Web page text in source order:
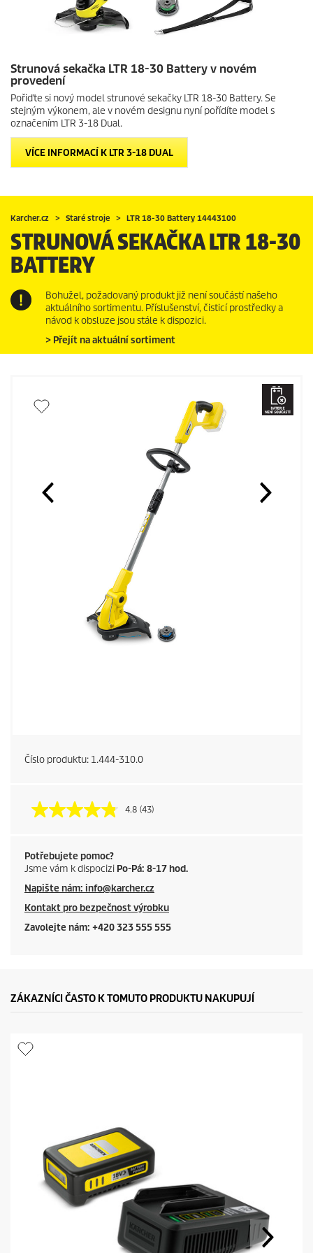
Strunová sekačka LTR 18-30 Battery v novém
provedení
Pořiďte si nový model strunové sekačky LTR 18-30 Battery. Se
stejným výkonem, ale v novém designu nyní pořídíte model s
označením LTR 3-18 Dual.
VÍCE INFORMACÍ K LTR 3-18 DUAL
Karcher.cz Staré stroje LTR 18-30 Battery 14443100
STRUNOVÁ SEKAČKA LTR 18-30
BATTERY
Bohužel, požadovaný produkt již není součástí našeho
aktuálního sortimentu. Příslušenství, čisticí prostředky a
návod k obsluze jsou stále k dispozici.
> Přejít na aktuální sortiment
Číslo produktu: 1.444-310.0
4.8 (43)
Potřebujete pomoc?
Jsme vám k dispocizi Po-Pá: 8-17 hod.
Napište nám: info@karcher.cz
Kontakt pro bezpečnost výrobku
Zavolejte nám: +420 323 555 555
ZÁKAZNÍCI ČASTO K TOMUTO PRODUKTU NAKUPUJÍ